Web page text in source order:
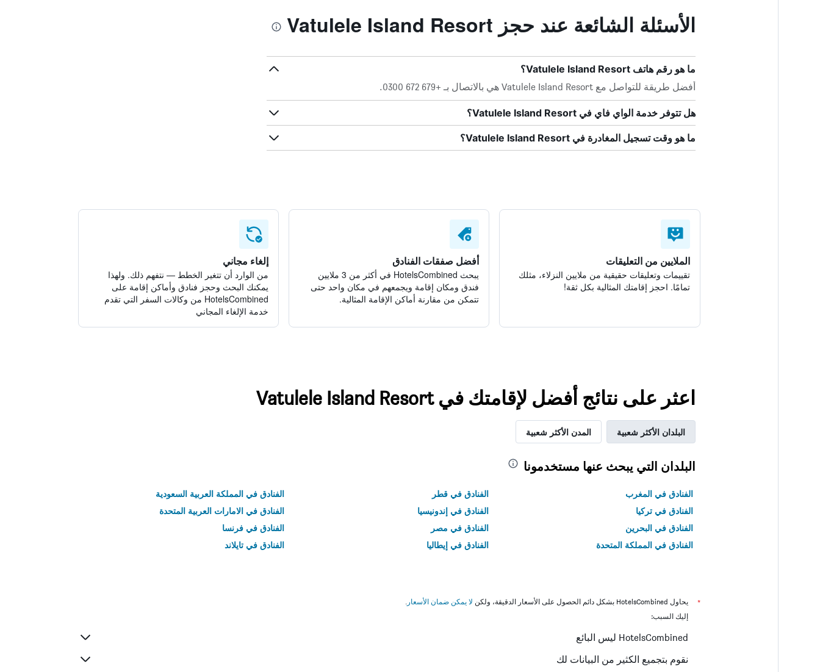
الأسئلة الشائعة عند حجز Vatulele Island Resort
ما هو رقم هاتف Vatulele Island Resort؟
أفضل طريقة للتواصل مع Vatulele Island Resort هي بالاتصال بـ +679 672 0300.
هل تتوفر خدمة الواي فاي في Vatulele Island Resort؟
ما هو وقت تسجيل المغادرة في Vatulele Island Resort؟
الملايين من التعليقات
تقييمات وتعليقات حقيقية من ملايين النزلاء، مثلك
تمامًا. احجز إقامتك المثالية بكل ثقة!
أفضل صفقات الفنادق
يبحث HotelsCombined في أكثر من 3 ملايين
فندق ومكان إقامة ويجمعهم في مكان واحد حتى
تتمكن من مقارنة أماكن الإقامة المثالية.
إلغاء مجاني
من الوارد أن تتغير الخطط — نتفهم ذلك. ولهذا
يمكنك البحث وحجز فنادق وأماكن إقامة على
HotelsCombined من وكالات السفر التي تقدم
خدمة الإلغاء المجاني
اعثر على نتائج أفضل لإقامتك في Vatulele Island Resort
البلدان الأكثر شعبية المدن الأكثر شعبية
البلدان التي يبحث عنها مستخدمونا
الفنادق في المغرب الفنادق في قطر
الفنادق في المملكة العربية السعودية
الفنادق في تركيا
الفنادق في إندونيسيا
الفنادق في الامارات العربية المتحدة
الفنادق في البحرين
الفنادق في مصر
الفنادق في فرنسا
الفنادق في المملكة المتحدة
الفنادق في إيطاليا الفنادق في تايلاند
* يحاول HotelsCombined بشكل دائم الحصول على الأسعار الدقيقة، ولكن لا يمكن ضمان الأسعار.
إليك السبب:
HotelsCombined ليس البائع
نقوم بتجميع الكثير من البيانات لك